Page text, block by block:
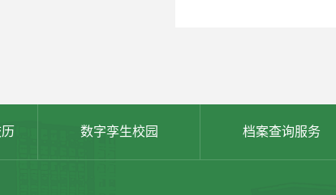
数字孪生校园 档案查询服务